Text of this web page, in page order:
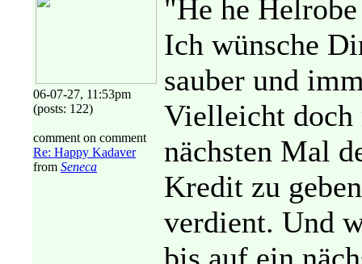
06-07-27, 11:53pm
(posts: 122)
comment on comment
Re: Happy Kadaver
from Seneca
"He he Helrobe
Ich wünsche
sauber und
Vielleicht doch
nächsten Mal
Kredit zu
verdient. Und